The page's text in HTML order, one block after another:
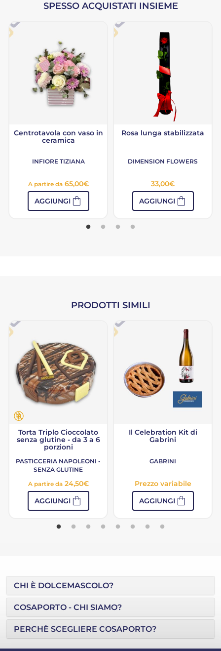
SPESSO ACQUISTATI INSIEME
Centrotavola con vaso in
ceramica
INFIORE TIZIANA
A partire da 65,00€
AGGIUNGIshopping_bag
Rosa lunga stabilizzata
DIMENSION FLOWERS
33,00€
AGGIUNGIshopping_bag
PRODOTTI SIMILI
Torta Triplo Cioccolato
senza glutine - da 3 a 6
porzioni
PASTICCERIA NAPOLEONI -
SENZA GLUTINE
A partire da 24,50€
AGGIUNGIshopping_bag
Il Celebration Kit di
Gabrini
GABRINI
Prezzo variabile
AGGIUNGIshopping_bag
CHI È DOLCEMASCOLO?
COSAPORTO - CHI SIAMO?
PERCHÈ SCEGLIERE COSAPORTO?